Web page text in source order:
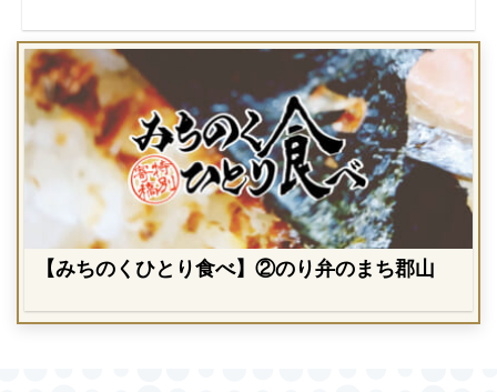
【みちのくひとり食べ】②のり弁のまち郡山